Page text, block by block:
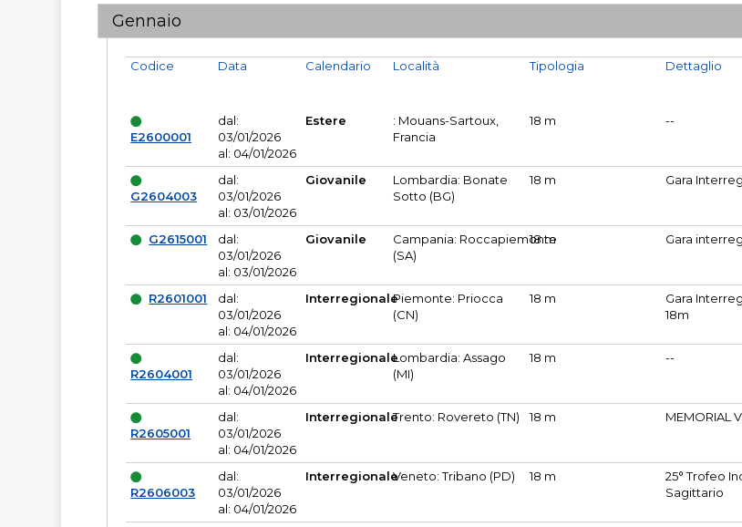
Gennaio
Codice
E2600001
Data
dal:
03/01/2026
al: 04/01/2026
Calendario
Estere
Località
: Mouans-Sartoux,
Francia
Tipologia
18 m
Dettaglio
--
G2604003
dal:
03/01/2026
al: 03/01/2026
Giovanile
Lombardia: Bonate
Sotto (BG)
18 m Gara
G2615001
dal:
03/01/2026
al: 03/01/2026
Giovanile
Campania: Roccapiemonte
(SA)
18 m Gara
R2601001
dal:
03/01/2026
al: 04/01/2026
InterregionalePiemonte: Priocca
(CN)
18 m
Gara
18m
R2604001
dal:
03/01/2026
al: 04/01/2026
InterregionaleLombardia: Assago
(MI)
18 m --
R2605001
dal:
03/01/2026
al: 04/01/2026
InterregionaleTrento: Rovereto (TN) 18 m MEMORIAL
R2606003
dal:
03/01/2026
al: 04/01/2026
InterregionaleVeneto: Tribano (PD) 18 m
25° Trofeo
Sagittario